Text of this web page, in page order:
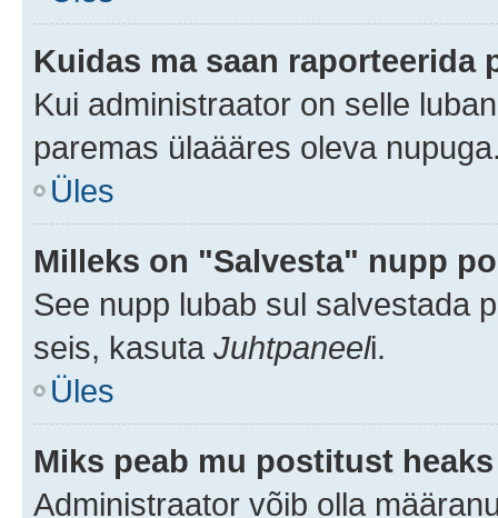
Kuidas ma saan raporteerida
Kui administraator on selle
paremas ülaääres oleva
Üles
Milleks on "Salvesta" nupp
See nupp lubab sul salvestada
seis, kasuta Juhtpaneeli.
Üles
Miks peab mu postitust
Administraator võib olla